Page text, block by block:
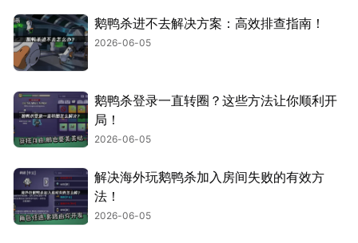
鹅鸭杀进不去解决方案：高效排查指南！
2026-06-05
鹅鸭杀登录一直转圈？这些方法让你顺利开
局！
2026-06-05
解决海外玩鹅鸭杀加入房间失败的有效方
法！
2026-06-05